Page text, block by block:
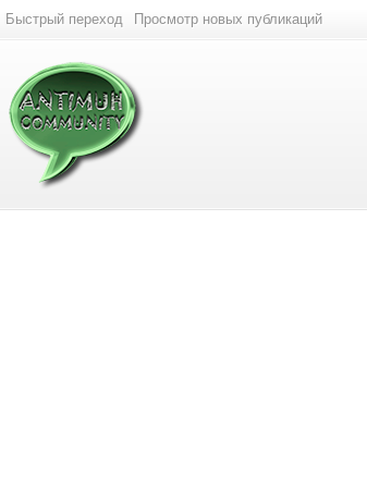
Быстрый переход Просмотр новых публикаций